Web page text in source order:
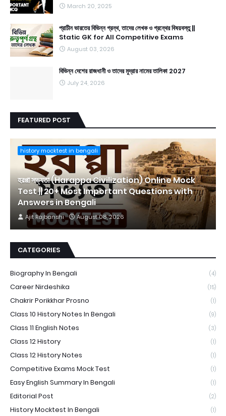
March 20, 2025
প্রাচীন ভারতের বিভিন্ন গ্রন্থ, তাদের লেখক ও গ্রন্থের বিষয়বস্তু ||
Static GK for All Competitive Exams
August 03, 2026
বিভিন্ন দেশের রাজধানী ও তাদের মুদ্রার নামের তালিকা 2027
July 24, 2026
FEATURED POST
history mocktest in bengali
হরপ্পা সভ্যতা (Harappa Civilization) Online Mock
Test || 20+ Most Important Questions with
Answers in Bengali
Ajit Rajbanshi August 08, 2026
CATEGORIES
Biography In Bengali (4)
Career Nirdeshika (15)
Chakrir Porikkhar Prosno (1)
Class 10 History Notes In Bengali (9)
Class 11 English Notes (3)
Class 12 History (1)
Class 12 History Notes (1)
Competitive Exams Mock Test (1)
Easy English Summary In Bengali (1)
Editorial Post (2)
History Mocktest In Bengali (1)